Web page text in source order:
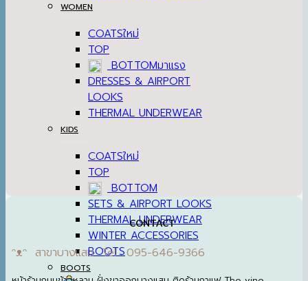
WOMEN
COATS
TOP
BOTTOM
DRESSES & AIRPORT
LOOKS
THERMAL UNDERWEAR
KIDS
COATS
TOP
BOTTOM
SETS & AIRPORT LOOKS
THERMAL UNDERWEAR
WINTER ACCESSORIES
BOOTS
BOOTS
CONTACT
ᵔᴥᵔ สาขาบางแสน Tel : 095-646-9366